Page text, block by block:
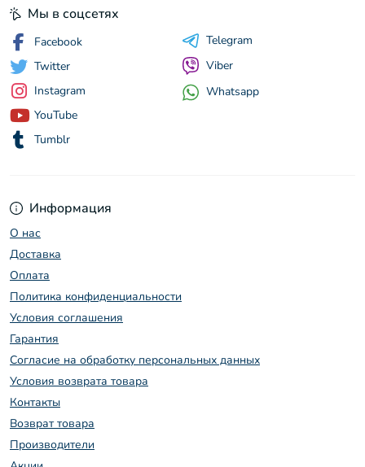
Информация
О нас
Доставка
Оплата
Политика конфиденциальности
Условия соглашения
Гарантия
Согласие на обработку персональных данных
Условия возврата товара
Контакты
Возврат товара
Производители
Мы в соцсетях
Facebook
Twitter
Instagram
YouTube
Tumblr
Telegram
Viber
Whatsapp